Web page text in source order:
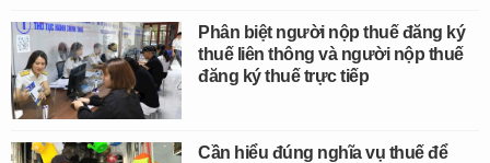
Phân biệt người nộp thuế đăng ký
thuế liên thông và người nộp thuế
đăng ký thuế trực tiếp
Cần hiểu đúng nghĩa vụ thuế để